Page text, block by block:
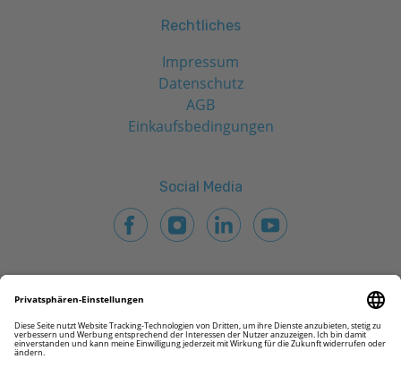
Rechtliches
Impressum
Datenschutz
AGB
Einkaufsbedingungen
Social Media